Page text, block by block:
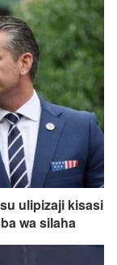
ulipizaji kisasi
wa silaha